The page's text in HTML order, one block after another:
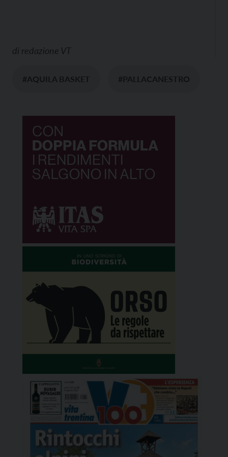
di redazione VT
#AQUILA BASKET #PALLACANESTRO